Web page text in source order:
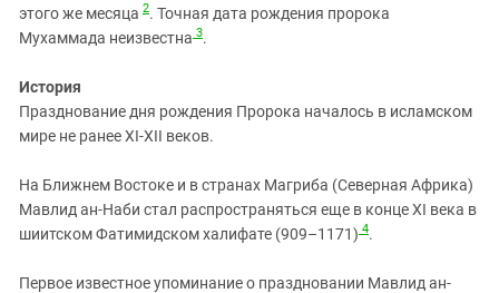
этого же месяца 2. Точная дата рождения пророка
Мухаммада неизвестна 3.
История
Празднование дня рождения Пророка началось в исламском
мире не ранее XI-XII веков.
На Ближнем Востоке и в странах Магриба (Северная Африка)
Мавлид ан-Наби стал распространяться еще в конце XI века в
шиитском Фатимидском халифате (909–1171) 4.
Первое известное упоминание о праздновании Мавлид ан-